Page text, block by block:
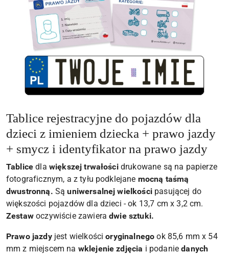
Tablice rejestracyjne do pojazdów dla
dzieci z imieniem dziecka + prawo jazdy
+ smycz i identyfikator na prawo jazdy
Tablice dla większej trwałościdrukowane są na papierze
fotograficznym, a z tyłu podklejane mocną taśmą
dwustronną. Sąuniwersalnej wielkościpasującej do
większości pojazdów dla dzieci - ok 13,7 cm x 3,2 cm.
Zestawoczywiście zawieradwie sztuki.
Prawo jazdyjest wielkościoryginalnego ok 85,6 mm x 54
mm z miejscem na wklejenie zdjęcia i podaniedanych